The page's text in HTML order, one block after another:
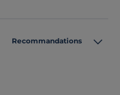
Recommandations